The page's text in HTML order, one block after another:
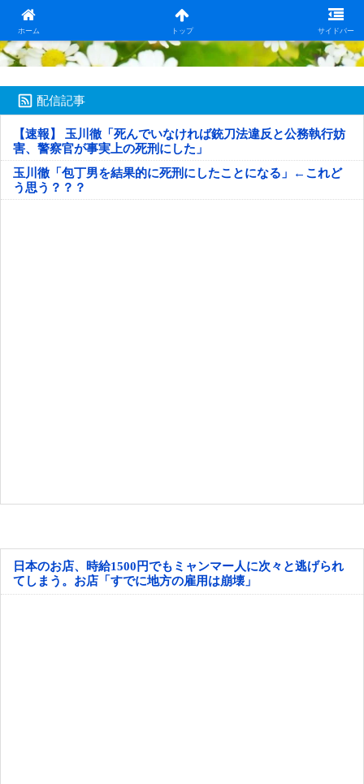
ホーム トップ サイドバー
日本第一！ニュース録
配信記事
【速報】 玉川徹「死んでいなければ銃刀法違反と公務執行妨
害、警察官が事実上の死刑にした」
玉川徹「包丁男を結果的に死刑にしたことになる」←これど
う思う？？？
日本のお店、時給1500円でもミャンマー人に次々と逃げられ
てしまう。お店「すでに地方の雇用は崩壊」